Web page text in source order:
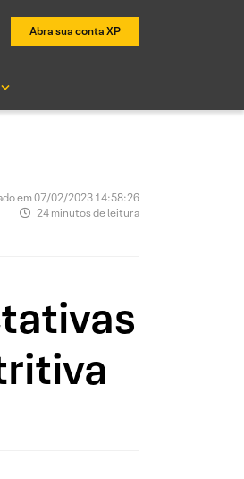
Abra sua conta XP
em 07/02/2023 14:58:26
24 minutos de leitura